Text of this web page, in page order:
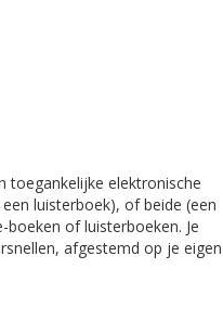
toegankelijke elektronische
luisterboek), of beide (een
of luisterboeken. Je
afgestemd op je eigen